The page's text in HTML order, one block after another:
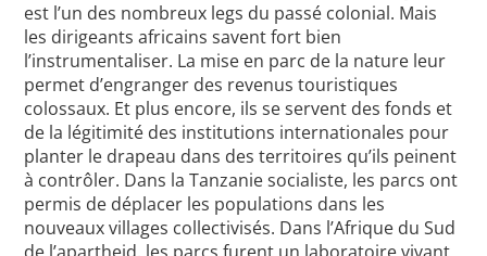
est l’un des nombreux legs du passé colonial. Mais
les dirigeants africains savent fort bien
l’instrumentaliser. La mise en parc de la nature leur
permet d’engranger des revenus touristiques
colossaux. Et plus encore, ils se servent des fonds et
de la légitimité des institutions internationales pour
planter le drapeau dans des territoires qu’ils peinent
à contrôler. Dans la Tanzanie socialiste, les parcs ont
permis de déplacer les populations dans les
nouveaux villages collectivisés. Dans l’Afrique du Sud
de l’apartheid, les parcs furent un laboratoire vivant